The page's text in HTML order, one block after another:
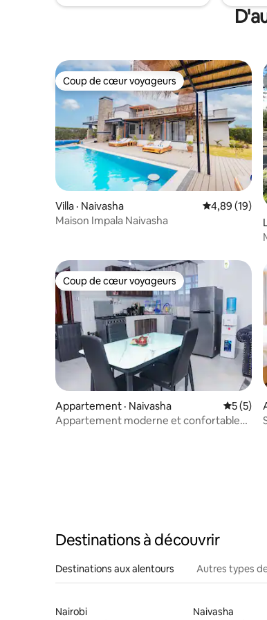
et un complexe sécurisé et fermé
garantit l'intimité. Une retraite calme et
Coup de cœur voyageurs
Coup de cœur voyageurs
Villa · Naivasha Note
4,89 (19)
Maison Impala Naivasha
Coup de cœur voyageurs
Coup de cœur voyageurs
Appartement · Naivasha Note
5 (5)
Appartement moderne et confortable
Destinations à découvrir
Destinations aux alentours Autres types
Nairobi
Naivasha